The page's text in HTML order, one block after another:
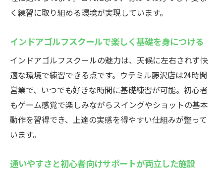
く練習に取り組める環境が実現しています。
インドアゴルフスクールで楽しく基礎を身につける
インドアゴルフスクールの魅力は、天候に左右されず快
適な環境で練習できる点です。ウテミル藤沢店は24時間
営業で、いつでも好きな時間に基礎練習が可能。初心者
もゲーム感覚で楽しみながらスイングやショットの基本
動作を習得でき、上達の実感を得やすい仕組みが整って
います。
通いやすさと初心者向けサポートが両立した施設